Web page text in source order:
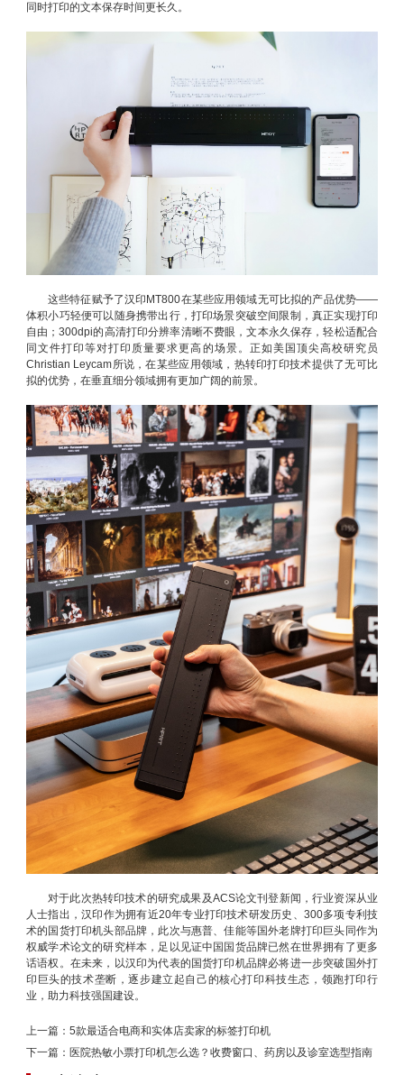
同时打印的文本保存时间更长久。
这些特征赋予了汉印MT800在某些应用领域无可比拟的产品优势——
体积小巧轻便可以随身携带出行，打印场景突破空间限制，真正实现打印
自由；300dpi的高清打印分辨率清晰不费眼，文本永久保存，轻松适配合
同文件打印等对打印质量要求更高的场景。正如美国顶尖高校研究员
Christian Leycam所说，在某些应用领域，热转印打印技术提供了无可比
拟的优势，在垂直细分领域拥有更加广阔的前景。
对于此次热转印技术的研究成果及ACS论文刊登新闻，行业资深从业
人士指出，汉印作为拥有近20年专业打印技术研发历史、300多项专利技
术的国货打印机头部品牌，此次与惠普、佳能等国外老牌打印巨头同作为
权威学术论文的研究样本，足以见证中国国货品牌已然在世界拥有了更多
话语权。在未来，以汉印为代表的国货打印机品牌必将进一步突破国外打
印巨头的技术垄断，逐步建立起自己的核心打印科技生态，领跑打印行
业，助力科技强国建设。
上一篇： 5款最适合电商和实体店卖家的标签打印机
下一篇： 医院热敏小票打印机怎么选？收费窗口、药房以及诊室选型指南